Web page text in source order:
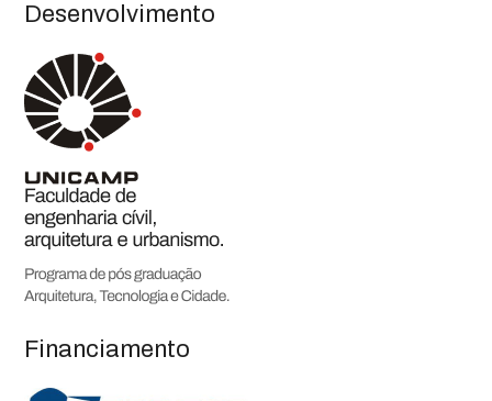
Desenvolvimento
Financiamento